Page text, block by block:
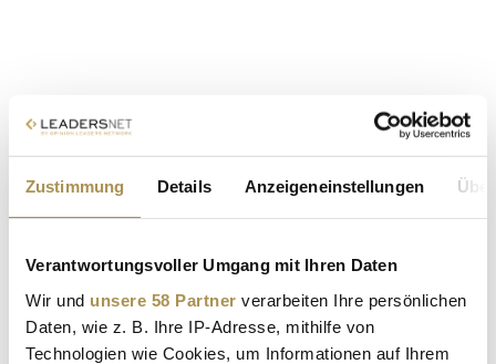
Zustimmung Details Anzeigeneinstellungen
Verantwortungsvoller Umgang mit Ihren Daten
Wir und unsere 58 Partner verarbeiten Ihre persönlichen
Daten, wie z. B. Ihre IP-Adresse, mithilfe von
Technologien wie Cookies, um Informationen auf Ihrem